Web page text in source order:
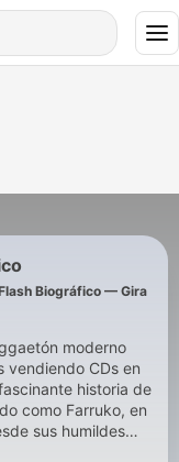
Biográfico — Gira
moderno
vendiendo CDs en
como Farruko, en
sus humildes
superestrella